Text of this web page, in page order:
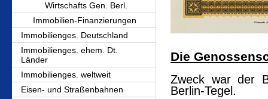
Wirtschafts Gen. Berl.
Immobilien-Finanzierungen
Immobilienges. Deutschland
Immobilienges. ehem. Dt.
Länder
Immobilienges. weltweit
Eisen- und Straßenbahnen
Die
Zweck war der
Berlin-Tegel.